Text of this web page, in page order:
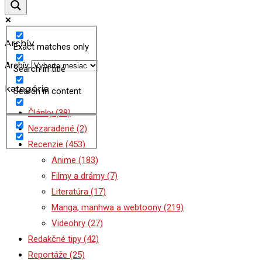
Exact matches only
Search in title
Search in content
Archív
Archív
kategórie
Články(38)
Nezaradené (2)
Recenzie (453)
Anime (183)
Filmy a drámy (7)
Literatúra (17)
Manga, manhwa a webtoony (219)
Videohry (27)
Redakčné tipy (42)
Reportáže (25)